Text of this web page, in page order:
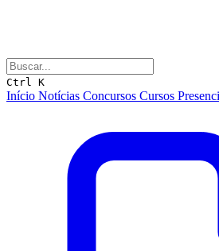
Ctrl K
Início Notícias Concursos Cursos